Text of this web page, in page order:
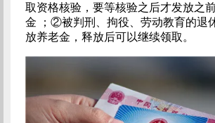
取资格核验，要等核验之后才发放之
金 ；②被判刑、拘役、劳动教育的退
放养老金，释放后可以继续领取。